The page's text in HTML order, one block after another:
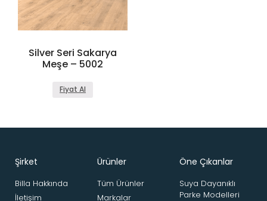
Silver Seri Sakarya
Meşe – 5002
Fiyat Al
Şirket
Billa Hakkında
İletişim
Ürünler
Tüm Ürünler
Markalar
Öne Çıkanlar
Suya Dayanıklı
Parke Modelleri